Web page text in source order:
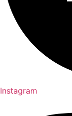
Instagram